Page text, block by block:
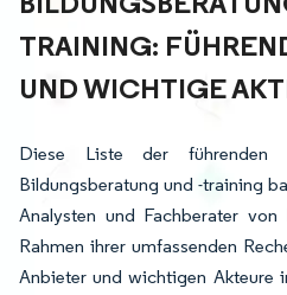
TRAINING:
UND WICHTIGE
Diese Liste der führenden
Bildungsberatung und -training
Analysten und Fachberater
Rahmen ihrer umfassenden
Anbieter und wichtigen Akteure